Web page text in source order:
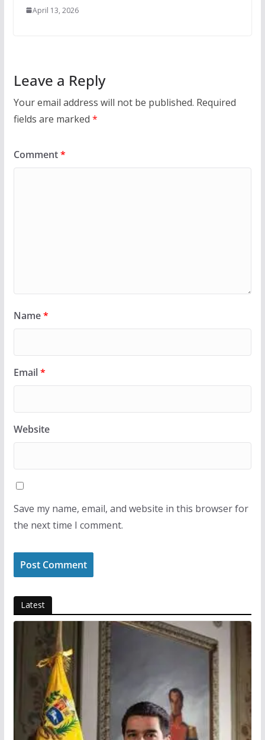
April 13, 2026
Leave a Reply
Your email address will not be published. Required
fields are marked *
Comment*
Name*
Email*
Website
Save my name, email, and website in this browser for
the next time I comment.
Latest